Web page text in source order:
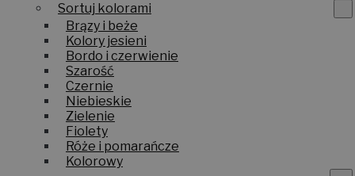
Sortuj kolorami
Brązy i beże
Kolory jesieni
Bordo i czerwienie
Szarość
Czernie
Niebieskie
Zielenie
Fiolety
Róże i pomarańcze
Kolorowy